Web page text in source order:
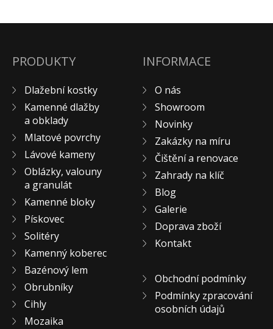
Výrobky z kamene na zakázku
BERA GRAVEL FIX
Creative Floor
Terazzo
Doplňkový sortiment
DLAŽEBNÍ KOSTKY
KAMENNÉ DLAŽBY, OBKLADY
MLATOVÉ POVRCHY
ZAKÁZKY NA MÍRU
VÝPRODEJ
NOVINKY
BLOG
KONTAKT
PRODUKTY
Dlažební kostky
Kamenné dlažby
a obklady
Mlatové povrchy
Lávové kameny
Oblázky, valouny
a granulát
Kamenné bloky
Pískovec
Solitéry
Kamenný koberec
Bazénový lem
Obrubníky
Cihly
Mozaika
INFORMACE
O nás
Showroom
Novinky
Zakázky na míru
Čištění a renovace
Zahrady na klíč
Blog
Galerie
Doprava zboží
Kontakt
Obchodní podmínky
Podmínky zpracování
osobních údajů